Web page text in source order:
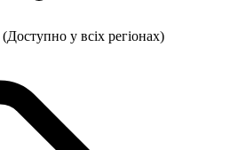
(Доступно у всіх регіонах)